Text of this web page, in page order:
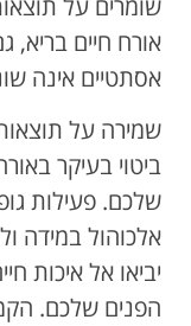
אורח חיים בריא,
אסתטיים אינה
שמירה על תוצאות
ביטוי בעיקר
שלכם. פעילות
אלכוהול במידה
יביאו אל איכות
הפנים שלכם.